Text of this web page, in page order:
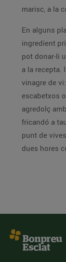
marisc, a la
En alguns
ingredient
pot donar-li
a la recepta.
vinagre de
escabetxos
agredolç
fricandó a
punt de
dues hores